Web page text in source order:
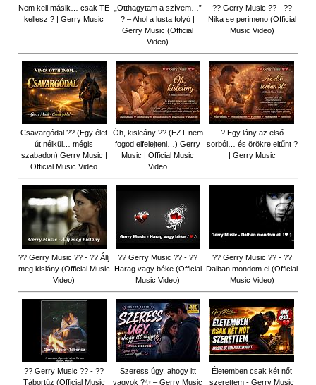
Nem kell másik… csak TE
kellesz ? | Gerry Music
„Otthagytam a szívem…”
? – Ahol a lusta folyó |
Gerry Music (Official
Video)
?? Gerry Music ?? - ??
Nika se perimeno (Official
Music Video)
Csavargódal ?? (Egy élet
út nélkül… mégis
szabadon) Gerry Music |
Official Music Video
Óh, kisleány ?? (EZT nem
fogod elfelejteni…) Gerry
Music | Official Music
Video
? Egy lány az első
sorból… és örökre eltűnt ?
| Gerry Music
?? Gerry Music ?? - ?? Állj
meg kislány (Official Music
Video)
?? Gerry Music ?? - ??
Harag vagy béke (Official
Music Video)
?? Gerry Music ?? - ??
Dalban mondom el (Official
Music Video)
?? Gerry Music ?? - ??
Tábortűz (Official Music
Szeress úgy, ahogy itt
vagyok ?✨ – Gerry Music
Életemben csak két nőt
szerettem - Gerry Music